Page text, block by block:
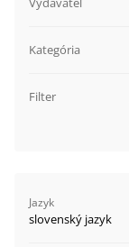
Kategória
Filter
Jazyk
slovenský jazyk